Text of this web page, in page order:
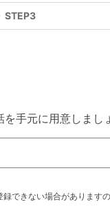
STEP3
手元に用意しまし
できない場合があります